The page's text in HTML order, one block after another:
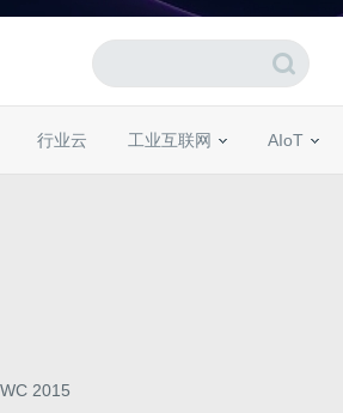
行业云 工业互联网 AIoT
2015